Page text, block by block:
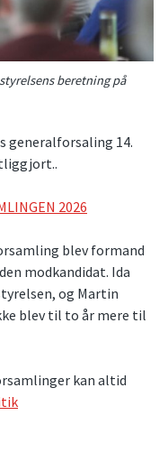
beretning på
generalforsaling 14.
2026
blev formand
modkandidat. Ida
og Martin
blev til to år mere til
kan altid